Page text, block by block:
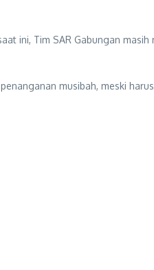
ini, Tim SAR Gabungan masih
musibah, meski